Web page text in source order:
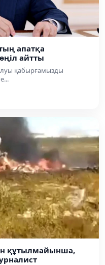
апатқа
айтты
қабырғамызды
құтылмайынша,